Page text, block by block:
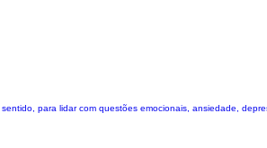
para lidar com questões emocionais, ansiedade,